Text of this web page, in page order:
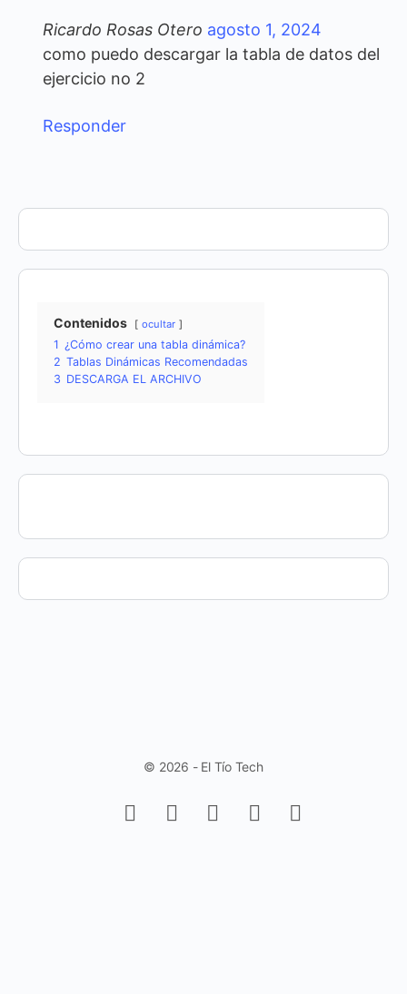
Ricardo Rosas Otero agosto 1, 2024
como puedo descargar la tabla de datos del
ejercicio no 2
Responder
Contenidos ocultar
1 ¿Cómo crear una tabla dinámica?
2 Tablas Dinámicas Recomendadas
3 DESCARGA EL ARCHIVO
© 2026 - El Tío Tech